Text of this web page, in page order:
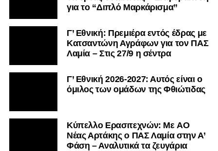
για το “Διπλό Μαρκάρισμα”
Γ’ Εθνική: Πρεμιέρα εντός έδρας με
Κατσαντώνη Αγράφων για τον ΠΑΣ
Λαμία – Στις 27/9 η σέντρα
Γ’ Εθνική 2026-2027: Αυτός είναι ο
όμιλος των ομάδων της Φθιώτιδας
Kύπελλο Ερασιτεχνών: Με AO
Nέας Αρτάκης ο ΠΑΣ Λαμία στην Α’
Φάση – Αναλυτικά τα ζευγάρια